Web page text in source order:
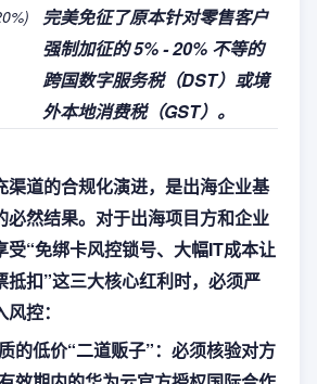
完美免征了原本针对零售客户
强制加征的 5% - 20% 不等的
跨国数字服务税（DST）或境
外本地消费税（GST）。
渠道的合规化演进，是出海企业基
必然结果。对于出海项目方和企业
受“免绑卡风控锁号、大幅IT成本让
抵扣”这三大核心红利时，必须严
控：
的低价“二道贩子”：必须核验对方